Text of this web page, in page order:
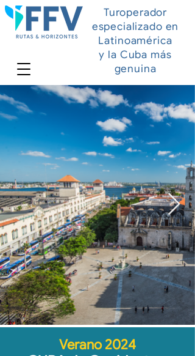
Turoperador
especializado en
Latinoamérica
y la Cuba más
genuina
Verano 2024